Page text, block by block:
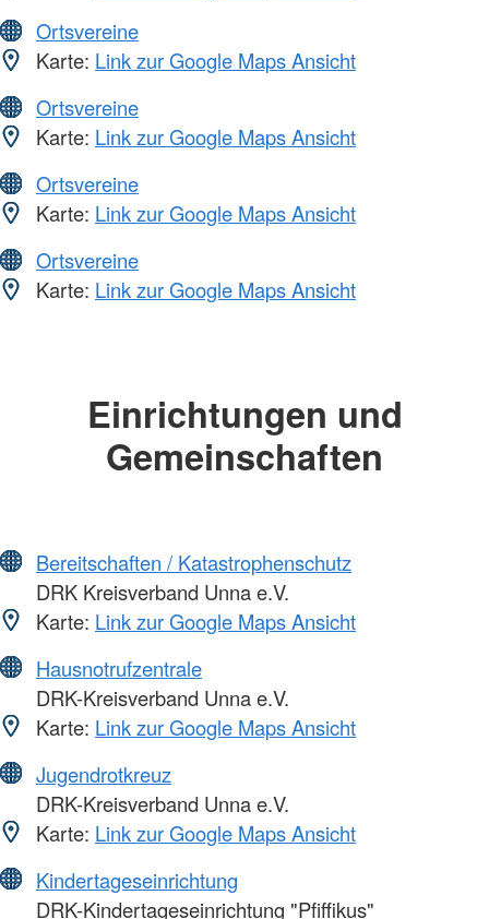
Ortsvereine
Karte: Link zur Google Maps Ansicht
Ortsvereine
Karte: Link zur Google Maps Ansicht
Ortsvereine
Karte: Link zur Google Maps Ansicht
Ortsvereine
Karte: Link zur Google Maps Ansicht
Einrichtungen und
Gemeinschaften
Bereitschaften / Katastrophenschutz
DRK Kreisverband Unna e.V.
Karte: Link zur Google Maps Ansicht
Hausnotrufzentrale
DRK-Kreisverband Unna e.V.
Karte: Link zur Google Maps Ansicht
Jugendrotkreuz
DRK-Kreisverband Unna e.V.
Karte: Link zur Google Maps Ansicht
Kindertageseinrichtung
DRK-Kindertageseinrichtung "Pfiffikus"